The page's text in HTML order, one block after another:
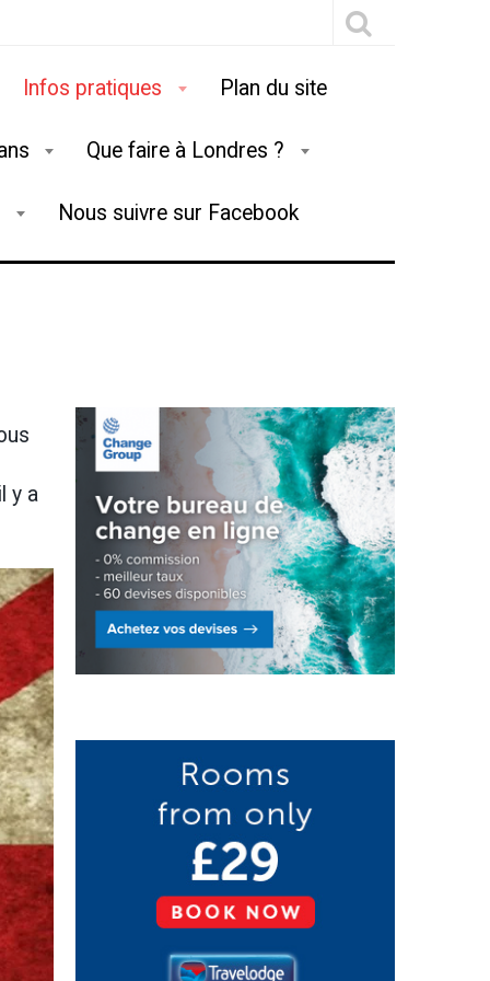
Infos pratiques Plan du site
Que faire à Londres ?
Nous suivre sur Facebook
y a